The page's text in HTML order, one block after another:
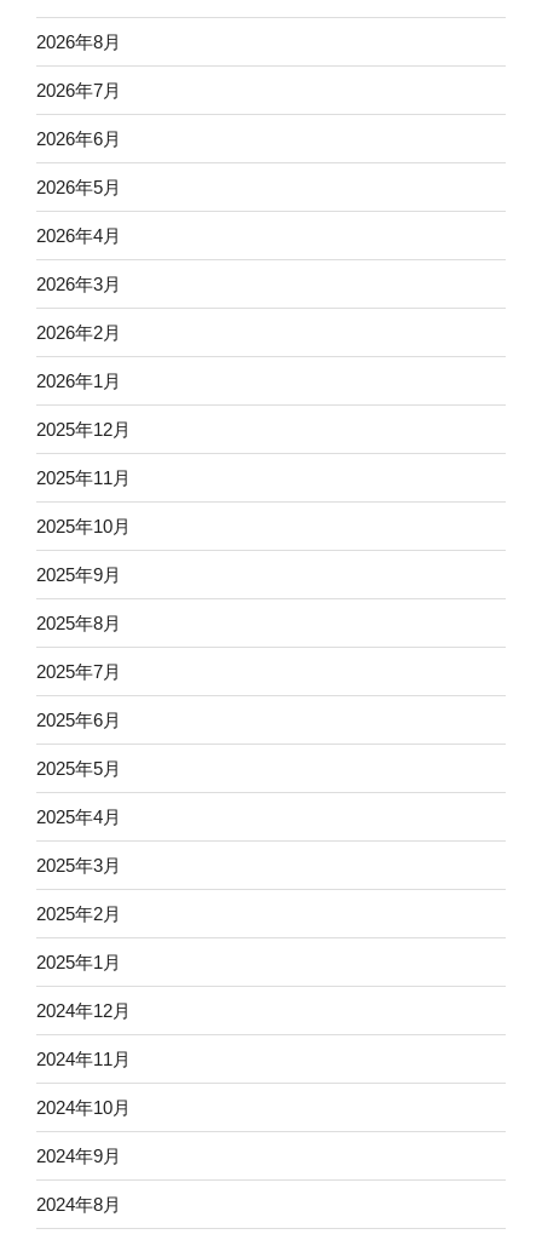
2026年8月
2026年7月
2026年6月
2026年5月
2026年4月
2026年3月
2026年2月
2026年1月
2025年12月
2025年11月
2025年10月
2025年9月
2025年8月
2025年7月
2025年6月
2025年5月
2025年4月
2025年3月
2025年2月
2025年1月
2024年12月
2024年11月
2024年10月
2024年9月
2024年8月